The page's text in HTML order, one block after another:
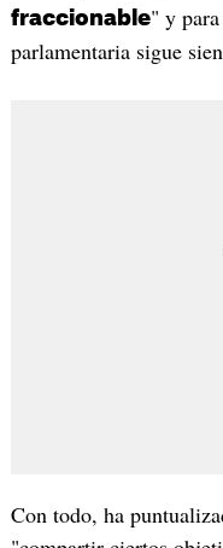
fraccionable" y
parlamentaria sigue
Con todo, ha